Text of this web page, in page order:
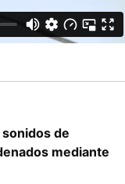
de
mediante